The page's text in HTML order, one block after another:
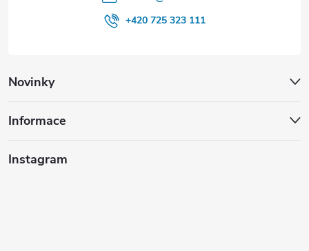
Novinky
Informace
Instagram
+420 725 323 111